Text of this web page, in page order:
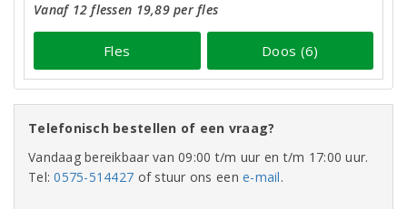
Vanaf 12 flessen 19,89 per fles
Fles Doos (6)
Telefonisch bestellen of een vraag?
Vandaag bereikbaar van 09:00 t/m uur en t/m 17:00 uur.
Tel:0575-514427 of stuur ons eene-mail.